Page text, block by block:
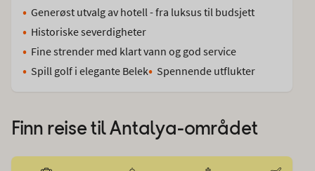
Generøst utvalg av hotell - fra luksus til budsjett
Historiske severdigheter
Fine strender med klart vann og god service
Spill golf i elegante Belek
Spennende utflukter
Finn reise tilAntalya-området